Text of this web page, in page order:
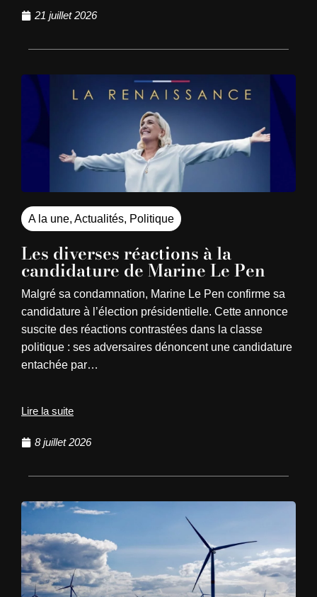
21 juillet 2026
A la une, Actualités, Politique
Les diverses réactions à la
candidature de Marine Le Pen
Malgré sa condamnation, Marine Le Pen confirme sa
candidature à l’élection présidentielle. Cette annonce
suscite des réactions contrastées dans la classe
politique : ses adversaires dénoncent une candidature
entachée par…
Lire la suite
8 juillet 2026